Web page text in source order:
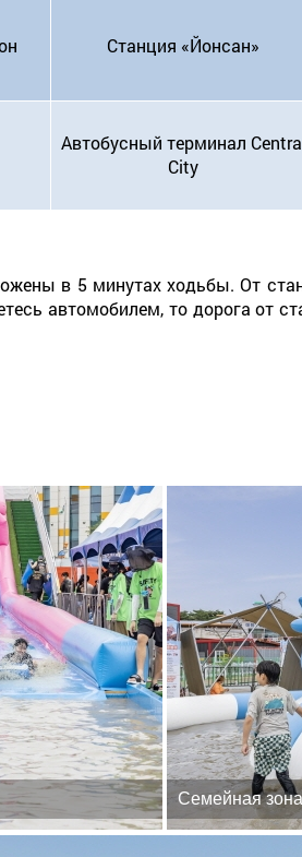
Станция «Йонсан»
Автобусный терминал
City
в 5 минутах ходьбы. От
автомобилем, то дорога от
Семейная зона